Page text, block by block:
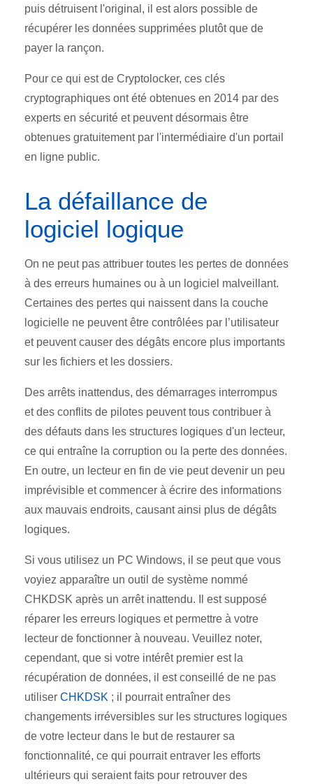
puis détruisent l'original, il est alors possible de
récupérer les données supprimées plutôt que de
payer la rançon.
Pour ce qui est de Cryptolocker, ces clés
cryptographiques ont été obtenues en 2014 par des
experts en sécurité et peuvent désormais être
obtenues gratuitement par l'intermédiaire d'un portail
en ligne public.
La défaillance de
logiciel logique
On ne peut pas attribuer toutes les pertes de données
à des erreurs humaines ou à un logiciel malveillant.
Certaines des pertes qui naissent dans la couche
logicielle ne peuvent être contrôlées par l’utilisateur
et peuvent causer des dégâts encore plus importants
sur les fichiers et les dossiers.
Des arrêts inattendus, des démarrages interrompus
et des conflits de pilotes peuvent tous contribuer à
des défauts dans les structures logiques d'un lecteur,
ce qui entraîne la corruption ou la perte des données.
En outre, un lecteur en fin de vie peut devenir un peu
imprévisible et commencer à écrire des informations
aux mauvais endroits, causant ainsi plus de dégâts
logiques.
Si vous utilisez un PC Windows, il se peut que vous
voyiez apparaître un outil de système nommé
CHKDSK après un arrêt inattendu. Il est supposé
réparer les erreurs logiques et permettre à votre
lecteur de fonctionner à nouveau. Veuillez noter,
cependant, que si votre intérêt premier est la
récupération de données, il est conseillé de ne pas
utiliser CHKDSK ; il pourrait entraîner des
changements irréversibles sur les structures logiques
de votre lecteur dans le but de restaurer sa
fonctionnalité, ce qui pourrait entraver les efforts
ultérieurs qui seraient faits pour retrouver des